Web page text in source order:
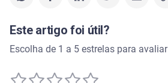
Este artigo foi útil?
Escolha de 1 a 5 estrelas para avaliar